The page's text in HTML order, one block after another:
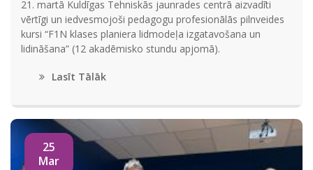
21. martā Kuldīgas Tehniskās jaunrades centrā aizvadīti
vērtīgi un iedvesmojoši pedagogu profesionālās pilnveides
kursi “F1N klases planiera lidmodeļa izgatavošana un
lidināšana” (12 akadēmisko stundu apjomā).
Lasīt Tālāk
25
Mar